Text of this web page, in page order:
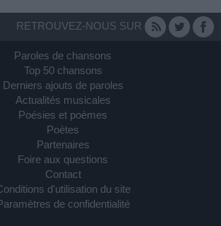
RETROUVEZ-NOUS SUR
Paroles de chansons
Top 50 chansons
Derniers ajouts de paroles
Actualités musicales
Poésies et poèmes
Poètes
Partenaires
Foire aux questions
Contact
d'utilisation du site
de confidentialité